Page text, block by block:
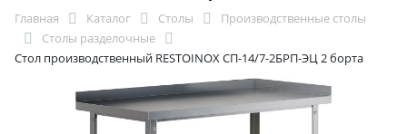
Главная Каталог Столы
Производственные столы
Столы разделочные
Стол производственный RESTOINOX СП-14/7-2БРП-ЭЦ 2 борта